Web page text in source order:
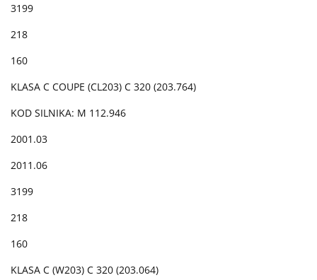
3199
218
160
KLASA C COUPE (CL203) C 320 (203.764)
KOD SILNIKA: M 112.946
2001.03
2011.06
3199
218
160
KLASA C (W203) C 320 (203.064)